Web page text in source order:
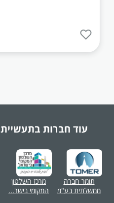
עוד חברות בתעשיית
תומר חברה
ממשלתית בע"מ
מרכז השלטון
המקומי בישר...